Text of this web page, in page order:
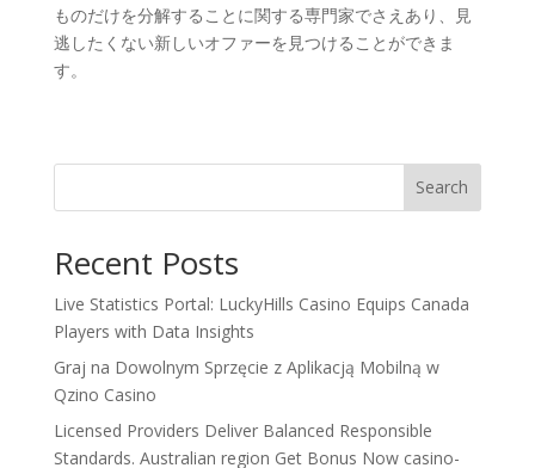
ものだけを分解することに関する専門家でさえあり、見
逃したくない新しいオファーを見つけることができま
す。
Search
Recent Posts
Live Statistics Portal: LuckyHills Casino Equips Canada
Players with Data Insights
Graj na Dowolnym Sprzęcie z Aplikacją Mobilną w
Qzino Casino
Licensed Providers Deliver Balanced Responsible
Standards. Australian region Get Bonus Now casino-